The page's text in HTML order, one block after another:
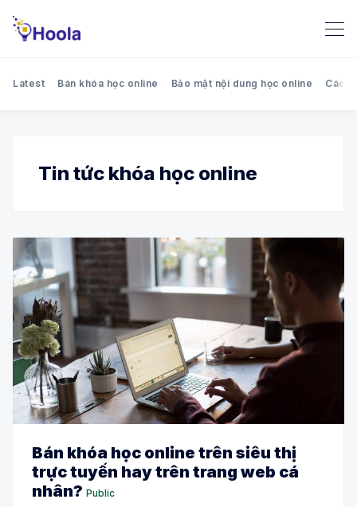
Search Hoola blog - Chia sẻ
Latest Bán khóa học online Bảo mật nội dung học online Cách
Tin tức khóa học online
Bán khóa học online trên siêu thị
trực tuyến hay trên trang web cá
nhân? Public